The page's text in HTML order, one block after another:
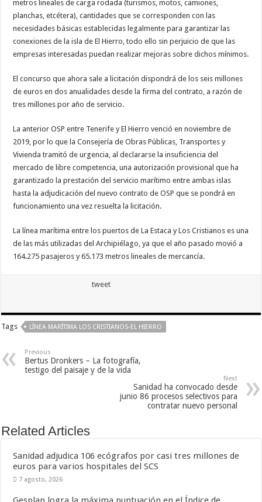
metros lineales de carga rodada (turismos, motos, camiones,
planchas, etcétera), cantidades que se corresponden con las
necesidades básicas establecidas legalmente para garantizar las
conexiones de la isla de El Hierro, todo ello sin perjuicio de que las
empresas interesadas puedan realizar mejoras sobre dichos mínimos.
El concurso que ahora sale a licitación dispondrá de los seis millones
de euros en dos anualidades desde la firma del contrato, a razón de
tres millones por año de servicio.
La anterior OSP entre Tenerife y El Hierro venció en noviembre de
2019, por lo que la Consejería de Obras Públicas, Transportes y
Vivienda tramitó de urgencia, al declararse la insuficiencia del
mercado de libre competencia, una autorización provisional que ha
garantizado la prestación del servicio marítimo entre ambas islas
hasta la adjudicación del nuevo contrato de OSP que se pondrá en
funcionamiento una vez resuelta la licitación.
La línea marítima entre los puertos de La Estaca y Los Cristianos es una
de las más utilizadas del Archipiélago, ya que el año pasado movió a
164.275 pasajeros y 65.173 metros lineales de mercancía.
tweet
Tags LÍNEA MARÍTIMA LOS CRISTIANOS-EL HIERRO
Previous
Bertus Dronkers – La fotografía,
testigo del paisaje y de la vida
Next
Sanidad ha convocado desde
junio 86 procesos selectivos para
contratar nuevo personal
Related Articles
Sanidad adjudica 106 ecógrafos por casi tres millones de
euros para varios hospitales del SCS
7 agosto, 2026
mejor posible
durante tu
visita. Si
rechaza estas
cookies,
algunas
funcionalidades
Marketing
intereses y
mientras visitas
nuestro sitio,
posibilidad de
ver contenido y
ofertas
personalizados.